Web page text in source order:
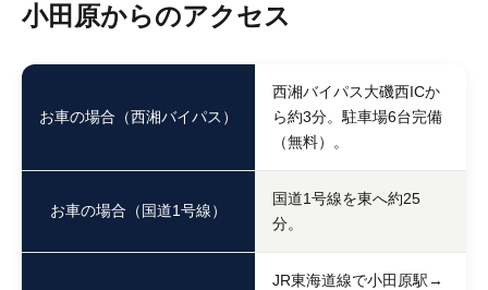
小田原からのアクセス
お車の場合（西湘バイパス）
西湘バイパス大磯西ICか
ら約3分。駐車場6台完備
（無料）。
お車の場合（国道1号線）
国道1号線を東へ約25
分。
JR東海道線で小田原駅→